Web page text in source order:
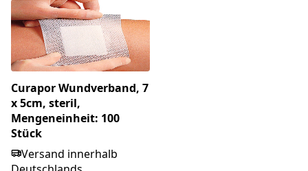
Curapor Wundverband, 7
x 5cm, steril,
Mengeneinheit: 100
Stück
Versand innerhalb